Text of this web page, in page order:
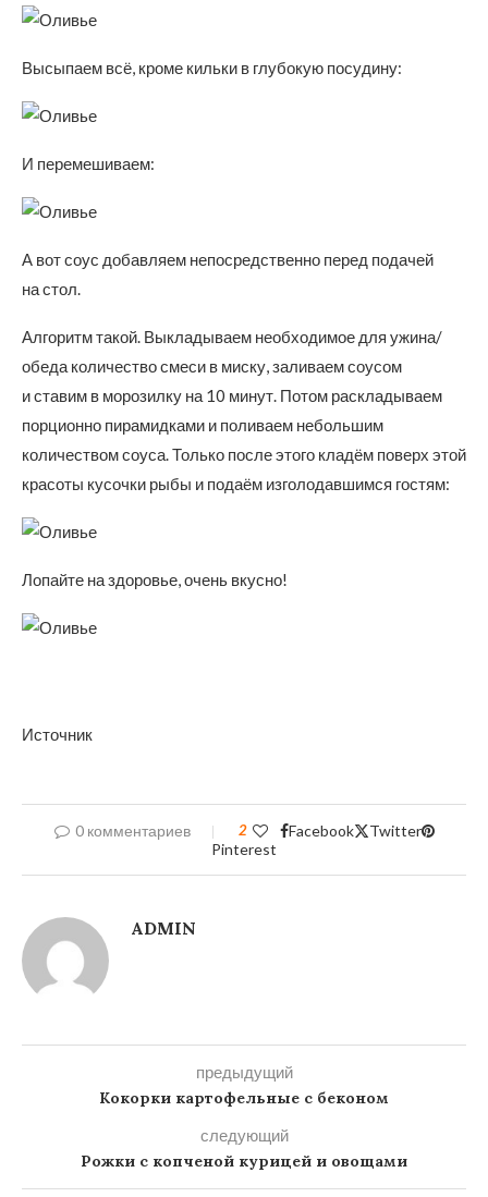
Высыпаем всё, кроме кильки в глубокую посудину:
И перемешиваем:
А вот соус добавляем непосредственно перед подачей
на стол.
Алгоритм такой. Выкладываем необходимое для ужина/
обеда количество смеси в миску, заливаем соусом
и ставим в морозилку на 10 минут. Потом раскладываем
порционно пирамидками и поливаем небольшим
количеством соуса. Только после этого кладём поверх этой
красоты кусочки рыбы и подаём изголодавшимся гостям:
Лопайте на здоровье, очень вкусно!
Источник
0 комментариев 2 Facebook
Twitter
Pinterest
ADMIN
предыдущий
Кокорки картофельные с беконом
следующий
Рожки с копченой курицей и овощами